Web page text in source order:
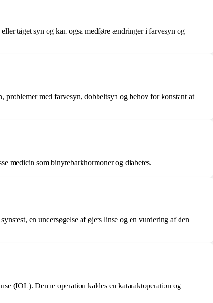
tåget syn og kan også medføre ændringer i farvesyn og
problemer med farvesyn, dobbeltsyn og behov for konstant at
medicin som binyrebarkhormoner og diabetes.
en undersøgelse af øjets linse og en vurdering af den
(IOL). Denne operation kaldes en kataraktoperation og